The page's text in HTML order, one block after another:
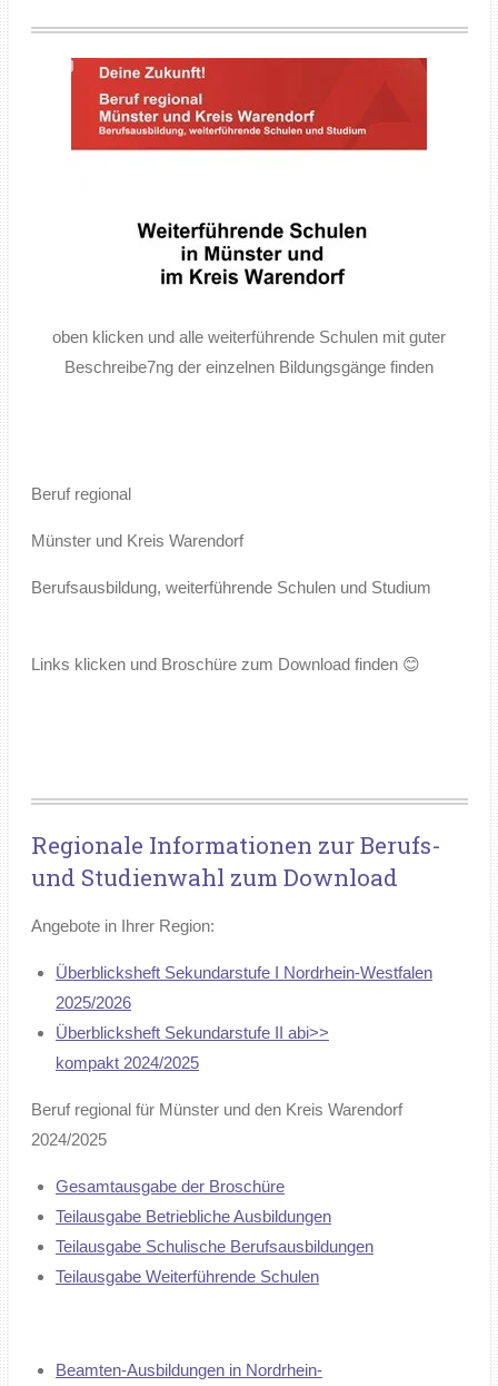
oben klicken und alle weiterführende Schulen mit guter
Beschreibe7ng der einzelnen Bildungsgänge finden
Beruf regional
Münster und Kreis Warendorf
Berufsausbildung, weiterführende Schulen und Studium
Links klicken und Broschüre zum Download finden 😊
Regionale Informationen zur Berufs-
und Studienwahl zum Download
Angebote in Ihrer Region:
Überblicksheft Sekundarstufe I Nordrhein-Westfalen
2025/2026
Überblicksheft Sekundarstufe II abi>>
kompakt 2024/2025
Beruf regional für Münster und den Kreis Warendorf
2024/2025
Gesamtausgabe der Broschüre
Teilausgabe Betriebliche Ausbildungen
Teilausgabe Schulische Berufsausbildungen
Teilausgabe Weiterführende Schulen
Beamten-Ausbildungen in Nordrhein-